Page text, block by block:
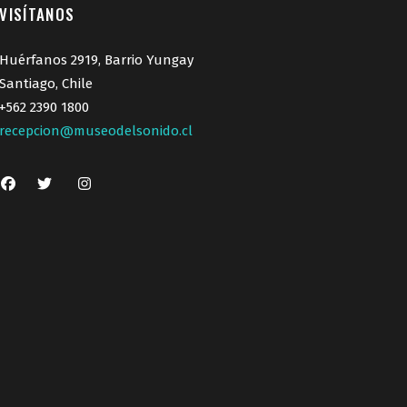
VISÍTANOS
Huérfanos 2919, Barrio Yungay
Santiago, Chile
+562 2390 1800
recepcion@museodelsonido.cl